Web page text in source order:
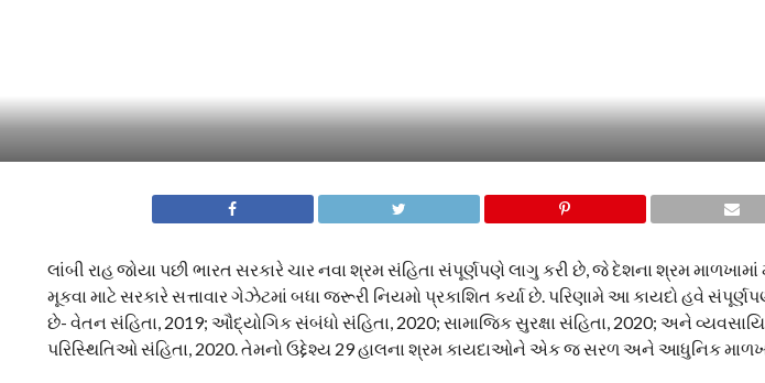
લાંબી રાહ જોયા પછી ભારત સરકારે ચાર નવા શ્રમ સંહિતા સંપૂર્ણપણે લાગુ કરી છે, જે દેશના શ્રમ
મૂકવા માટે સરકારે સત્તાવાર ગેઝેટમાં બધા જરૂરી નિયમો પ્રકાશિત કર્યા છે. પરિણામે આ કાયદો હવે
છે- વેતન સંહિતા, 2019; ઔદ્યોગિક સંબંધો સંહિતા, 2020; સામાજિક સુરક્ષા સંહિતા, 2020; અને
પરિસ્થિતિઓ સંહિતા, 2020. તેમનો ઉદ્દેશ્ય 29 હાલના શ્રમ કાયદાઓને એક જ સરળ અને આધુનિક